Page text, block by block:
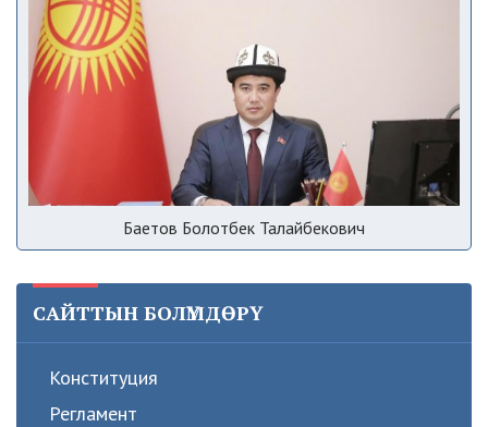
Баетов Болотбек Талайбекович
САЙТТЫН БОЛҮМДӨРҮ
Конституция
Регламент